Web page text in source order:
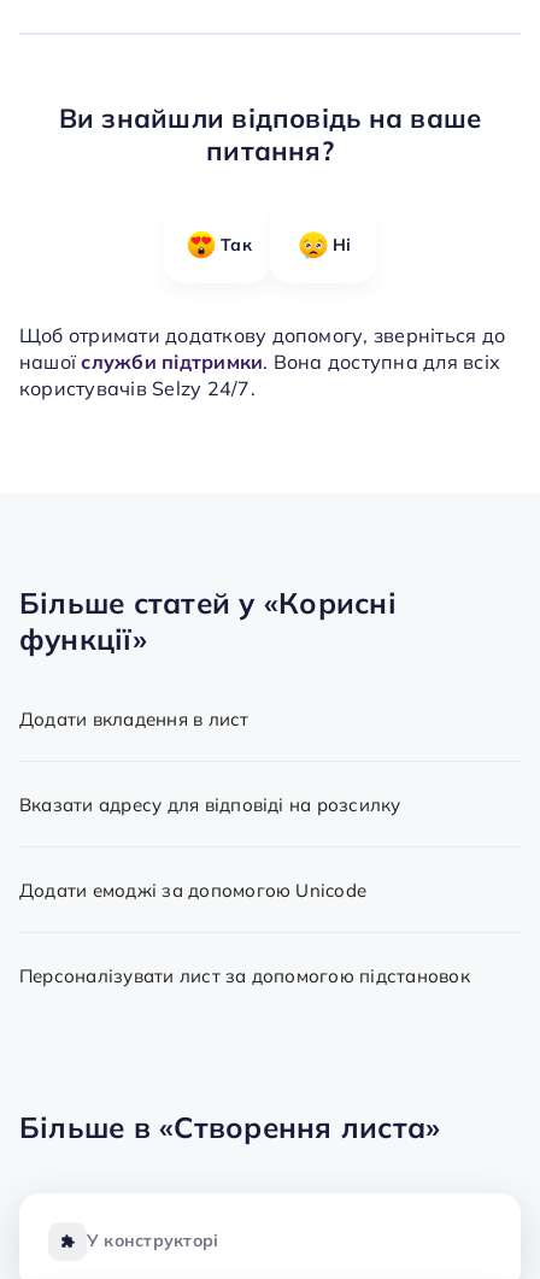
Ви знайшли відповідь на ваше
питання?
Так Ні
Щоб отримати додаткову допомогу, зверніться до
нашоїслужби підтримки. Вона доступна для всіх
користувачів Selzy 24/7.
Більше статей у «Корисні
функції»
Додати вкладення в лист
Вказати адресу для відповіді на розсилку
Додати емоджі за допомогою Unicode
Персоналізувати лист за допомогою підстановок
Більше в«Створення листа»
У конструкторі